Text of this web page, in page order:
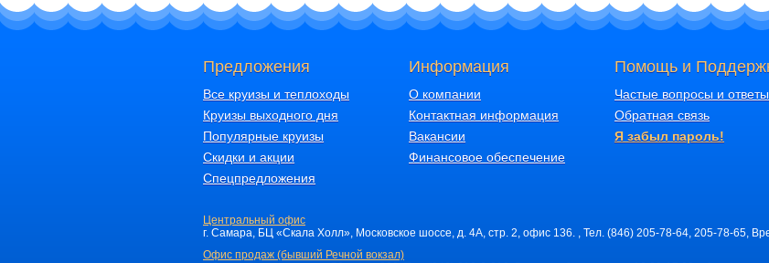
Предложения
Все круизы и теплоходы
Круизы выходного дня
Популярные круизы
Скидки и акции
Спецпредложения
Информация
О компании
Контактная информация
Вакансии
Финансовое обеспечение
Помощь и
Частые вопросы и ответы
Обратная связь
Я забыл пароль!
Центральный офис
г. Самара, БЦ «Скала Холл», Московское шоссе, д. 4А, стр. 2, офис 136. , Тел. (846) 205-78-64, 205-78-65,
Офис продаж (бывший Речной вокзал)